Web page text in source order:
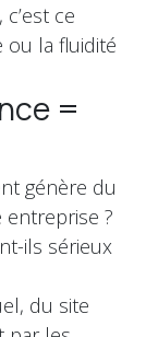
ce
ou la fluidité
=
génère du
entreprise ?
ils sérieux
du site